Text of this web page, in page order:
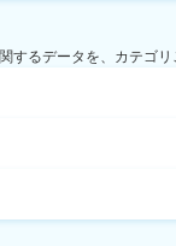
するデータを、カテゴリ